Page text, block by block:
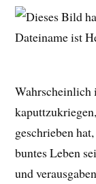
Wahrscheinlich
geschrieben
buntes Leben
und